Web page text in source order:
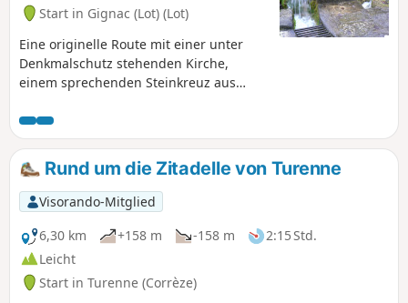
Start in Gignac (Lot) (Lot)
Eine originelle Route mit einer unter
Denkmalschutz stehenden Kirche,
einem sprechenden Steinkreuz aus
ausdem 16. Jahrhundert, einer
Windmühle, zwei Brunnen, dem Stein
der drei Bischöfe und einem
Metallbaum.
Rund um die Zitadelle von Turenne
Visorando-Mitglied
6,30 km
+158 m -158 m
2:15 Std.
Leicht
Start in Turenne (Corrèze)